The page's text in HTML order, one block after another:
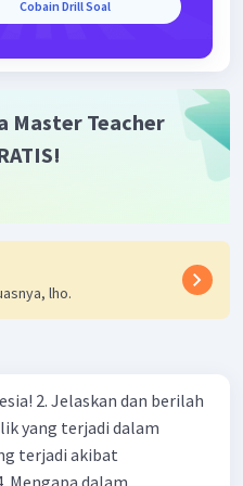
Cobain Drill Soal
Master Teacher
lho.
yang terjadi dalam